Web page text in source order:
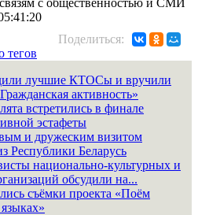
Поделиться:
тегов
лучшие КТОСы и вручили
активность»
встретились в финале
эстафеты
и дружеским визитом
Республики Беларусь
национально-культурных и
обсудили на...
съёмки проекта «Поём